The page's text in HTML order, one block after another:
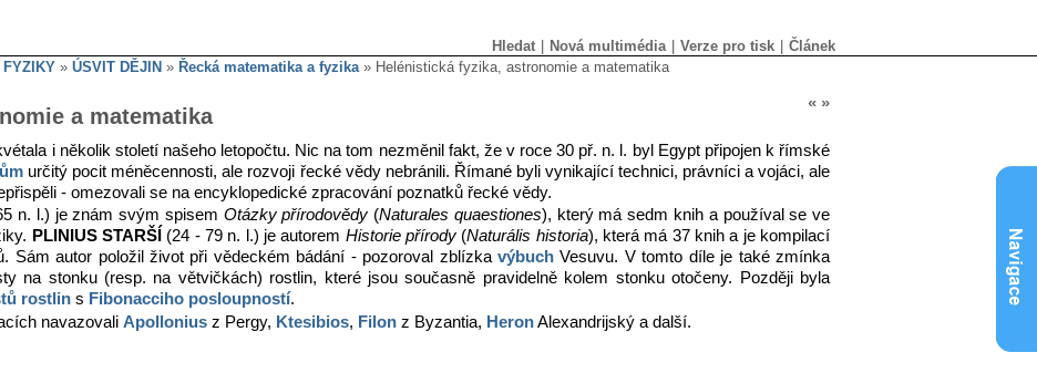
Hledat Nová multimédia Verze pro tisk
Článek
FYZIKY » ÚSVIT DĚJIN » Řecká matematika a fyzika» Helénistická fyzika, astronomie a matematika
« »
a matematika
i několik století našeho letopočtu. Nic na tom nezměnil fakt, že v roce 30 př. n. l. byl Egypt připojen k římské
určitý pocit méněcennosti, ale rozvoji řecké vědy nebránili. Římané byli vynikající technici, právníci a vojáci, ale
- omezovali se na encyklopedické zpracování poznatků řecké vědy.
n. l.) je znám svým spisem Otázky přírodovědy (Naturales quaestiones), který má sedm knih a používal se ve
PLINIUS STARŠÍ (24 - 79 n. l.) je autorem Historie přírody (Naturális historia), která má 37 knih a je kompilací
Sám autor položil život při vědeckém bádání - pozoroval zblízka výbuch Vesuvu. V tomto díle je také zmínka
na stonku (resp. na větvičkách) rostlin, které jsou současně pravidelně kolem stonku otočeny. Později byla
rostlin s Fibonacciho posloupností.
navazovali Apollonius z Pergy, Ktesibios, Filon z Byzantia, HeronAlexandrijský a další.